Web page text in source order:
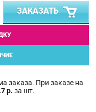
ЗАКАЗАТЬ
заказа. При заказе на
р. за шт.